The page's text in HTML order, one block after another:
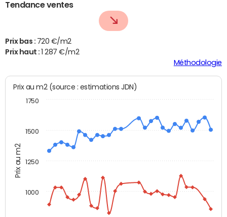
Tendance ventes
Prix bas : 720 €/m2
Prix haut :
1 287 €/m2
Méthodologie
Prix au m2
Prix au m2 (source : estimations JDN)
1000
1250
1500
1750